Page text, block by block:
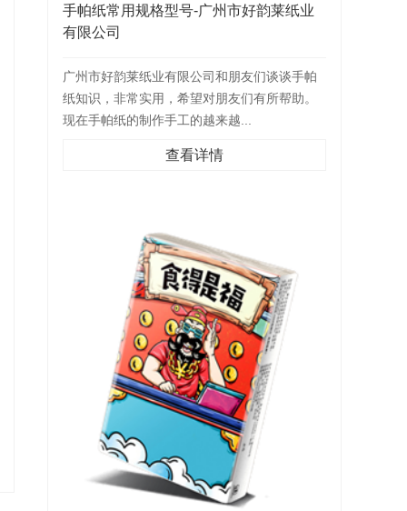
手帕纸常用规格型号-广州市好韵莱纸业
有限公司
广州市好韵莱纸业有限公司和朋友们谈谈手帕
纸知识，非常实用，希望对朋友们有所帮助。
现在手帕纸的制作手工的越来越...
查看详情